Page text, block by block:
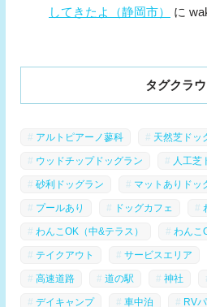
してきたよ（静岡市）
に
タグクラ
アルトピアーノ蓼科 天然芝ドッ
ウッドチップドッグラン 人工芝
砂利ドッグラン マットありドッ
プールあり ドッグカフェ
わんこOK（中&テラス） わんこ
テイクアウト サービスエリア
高速道路 道の駅 神社
デイキャンプ 車中泊 RV